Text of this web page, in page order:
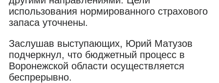
использования нормированного страхового
запаса уточнены.
Заслушав выступающих, Юрий Матузов
подчеркнул, что бюджетный процесс в
Воронежской области осуществляется
беспрерывно.